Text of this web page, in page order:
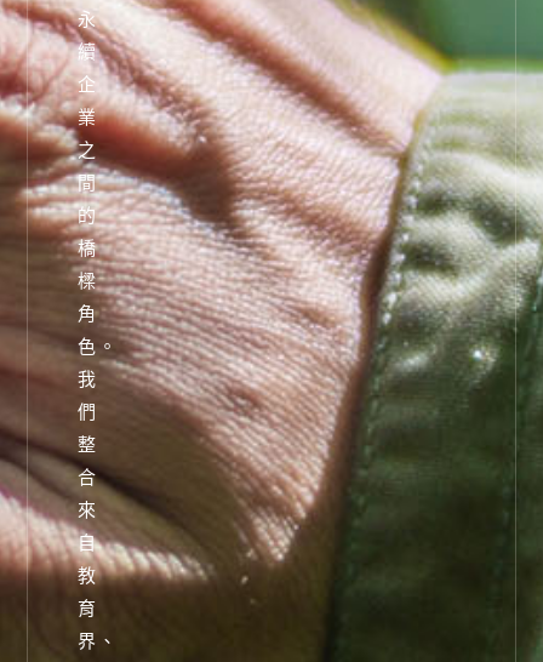
永
續
企
業
之
間
的
橋
樑
角
色。
我
們
整
合
來
自
教
育
界、